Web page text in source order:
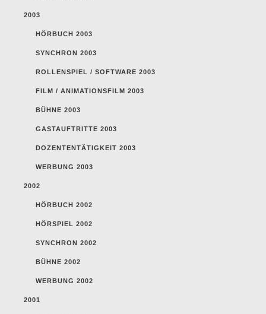
2003
HÖRBUCH 2003
SYNCHRON 2003
ROLLENSPIEL / SOFTWARE 2003
FILM / ANIMATIONSFILM 2003
BÜHNE 2003
GASTAUFTRITTE 2003
DOZENTENTÄTIGKEIT 2003
WERBUNG 2003
2002
HÖRBUCH 2002
HÖRSPIEL 2002
SYNCHRON 2002
BÜHNE 2002
WERBUNG 2002
2001